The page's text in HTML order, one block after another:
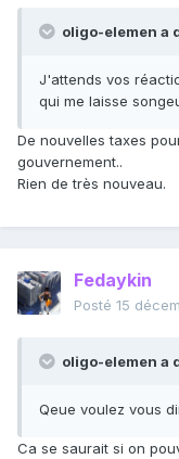
oligo-elemen a
J'attends vos
qui me laisse
De nouvelles taxes
gouvernement..
Rien de très nouveau.
Fedaykin
Posté 15
oligo-elemen a
Qeue voulez vous
Ca se saurait si on